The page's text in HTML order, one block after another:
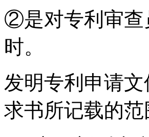
②是对专利审查
时。
发明专利申请
求书所记载的范